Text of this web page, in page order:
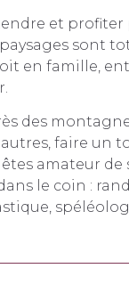
et profiter
sont
en famille,
des
faire un
amateur
le coin :